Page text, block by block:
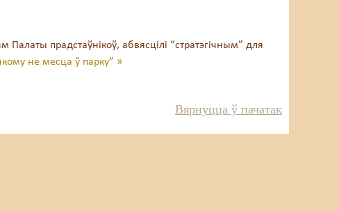
прадстаўнікоў, абвясцілі “стратэгічным” для
не месца ў парку” »
Вярнуцца ў пачатак